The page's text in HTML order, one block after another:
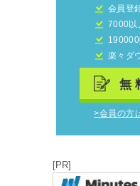
会員登
7000以
楽々ダ
無
>会員の方
[PR]